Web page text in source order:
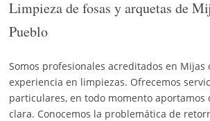
Limpieza de fosas y arquetas de
Pueblo
Somos profesionales acreditados en Mijas
experiencia en limpiezas. Ofrecemos
particulares, en todo momento aportamos
clara. Conocemos la problemática de